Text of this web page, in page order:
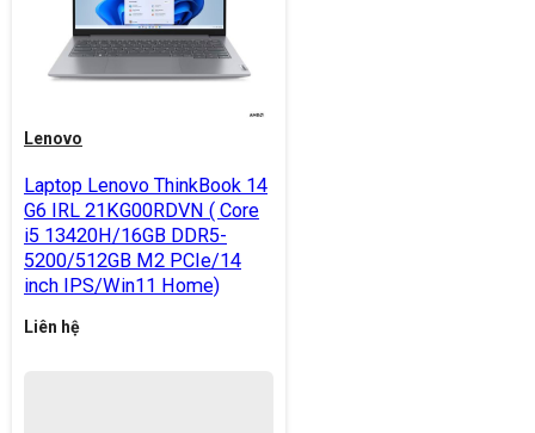
Lenovo
Laptop Lenovo ThinkBook 14
G6 IRL 21KG00RDVN ( Core
i5 13420H/16GB DDR5-
5200/512GB M2 PCIe/14
inch IPS/Win11 Home)
Liên hệ